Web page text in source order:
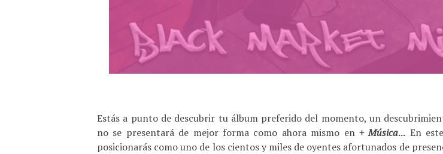
Estás a punto de descubrir tu álbum preferido del momento, un
no se presentará de mejor forma como ahora mismo en + Música... En
posicionarás como uno de los cientos y miles de oyentes afortunados de